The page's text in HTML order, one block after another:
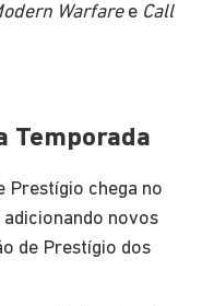
Warfaree Call
Temporada
Prestígio chega no
adicionando novos
de Prestígio dos